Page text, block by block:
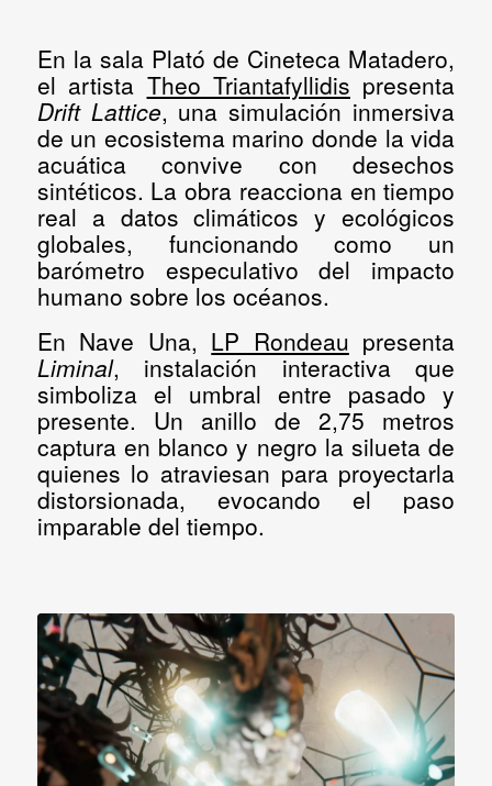
En la sala Plató de Cineteca Matadero,
el artista Theo Triantafyllidis presenta
Drift Lattice, una simulación inmersiva
de un ecosistema marino donde la vida
acuática convive con desechos
sintéticos. La obra reacciona en tiempo
real a datos climáticos y ecológicos
globales, funcionando como un
barómetro especulativo del impacto
humano sobre los océanos.
En Nave Una, LP Rondeau presenta
Liminal, instalación interactiva que
simboliza el umbral entre pasado y
presente. Un anillo de 2,75 metros
captura en blanco y negro la silueta de
quienes lo atraviesan para proyectarla
distorsionada, evocando el paso
imparable del tiempo.
Que es L.E.V./About
Ediciones pasadas
Prensa
Contacto